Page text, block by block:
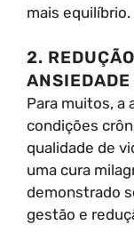
mais equilíbrio.
2.
ANSIEDADE
Para muitos, a
condições
qualidade de
uma cura
demonstrado
gestão e